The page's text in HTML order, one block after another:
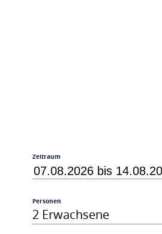
Zeitraum
Personen
2 Erwachsene